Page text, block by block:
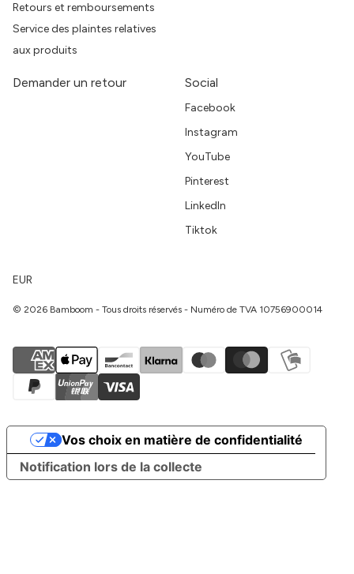
Retours et remboursements
Service des plaintes relatives
aux produits
Demander un retour Social
Facebook
Instagram
YouTube
Pinterest
LinkedIn
Tiktok
EUR
© 2026 Bamboom - Tous droits réservés - Numéro de TVA 10756900014
Notification lors de la collecte
Vos choix en matière de confidentialité